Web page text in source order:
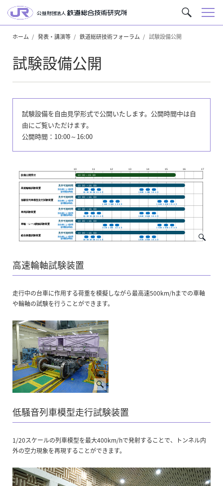
サ
イ
メ
ホーム 発表・講演等 鉄道総研技術フォーラム 試験設備公開
試験設備公開
試験設備を自由見学形式で公開いたします。公開時間中は自
由にご覧いただけます。
公開時間：10:00～16:00
高速輪軸試験装置
走行中の台車に作用する荷重を模擬しながら最高速500km/hまでの車軸
や輪軸の試験を行うことができます。
低騒音列車模型走行試験装置
1/20スケールの列車模型を最大400km/hで発射することで、トンネル内
外の空力現象を再現することができます。